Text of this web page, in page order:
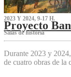
2023 Y 2024, 9-17 H.
Proyecto
S‌alas de historia
Durante 2023 y
de cuatro obras de